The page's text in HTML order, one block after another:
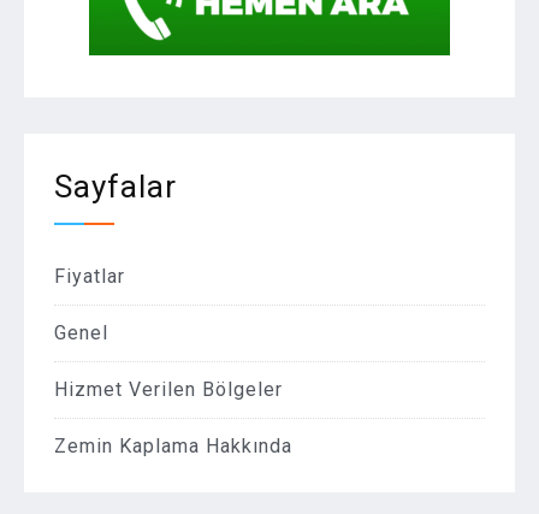
Sayfalar
Fiyatlar
Genel
Hizmet Verilen Bölgeler
Zemin Kaplama Hakkında